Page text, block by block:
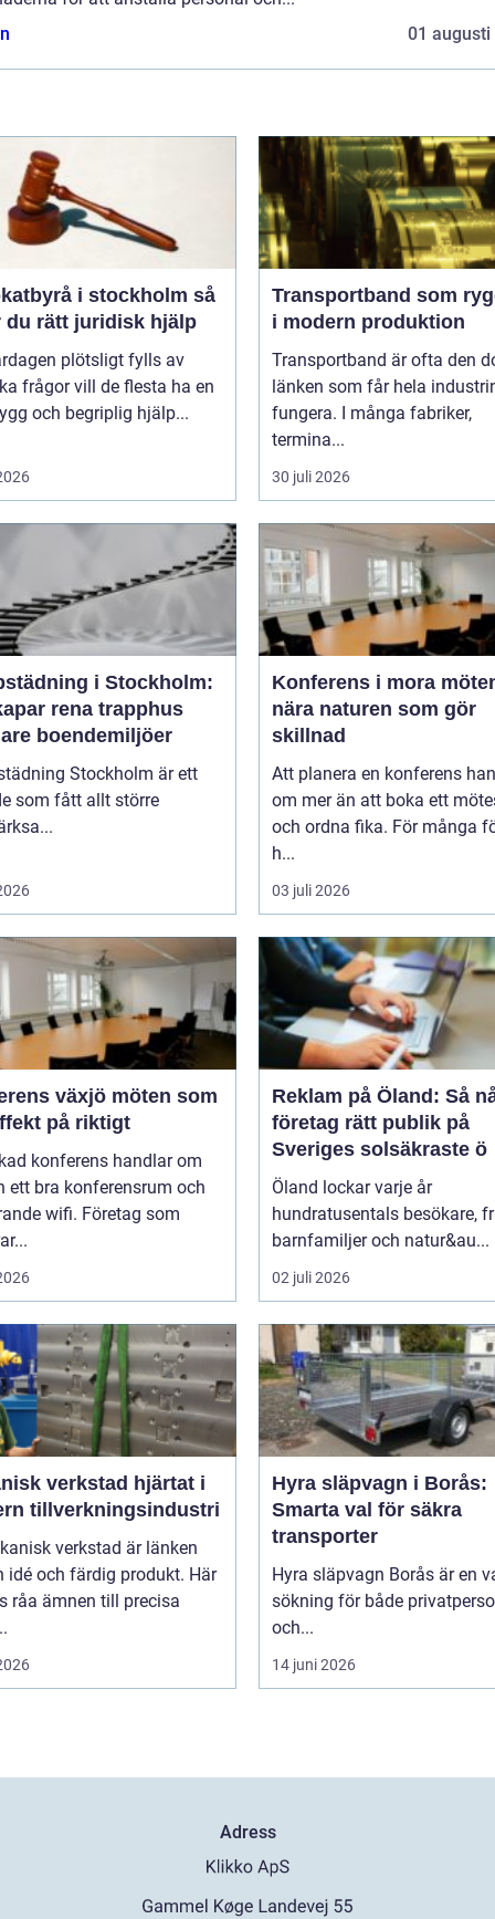
01 augusti
i stockholm så
du rätt juridisk hjälp
plötsligt fylls av
frågor vill de flesta ha en
och begriplig hjälp...
Transportband som
i modern produktion
Transportband är ofta den
länken som får hela
fungera. I många fabriker,
termina...
30 juli 2026
i Stockholm:
rena trapphus
boendemiljöer
Stockholm är ett
som fått allt större
Konferens i mora möten
nära naturen som gör
skillnad
Att planera en konferens
om mer än att boka ett
och ordna fika. För många
h...
03 juli 2026
växjö möten som
på riktigt
konferens handlar om
ett bra konferensrum och
wifi. Företag som
Reklam på Öland: Så
företag rätt publik på
Sveriges solsäkraste ö
Öland lockar varje år
hundratusentals besökare,
barnfamiljer och natur&au...
02 juli 2026
verkstad hjärtat i
tillverkningsindustri
verkstad är länken
idé och färdig produkt. Här
råa ämnen till precisa
Hyra släpvagn i Borås:
Smarta val för säkra
transporter
Hyra släpvagn Borås är en
sökning för både
och...
14 juni 2026
Adress